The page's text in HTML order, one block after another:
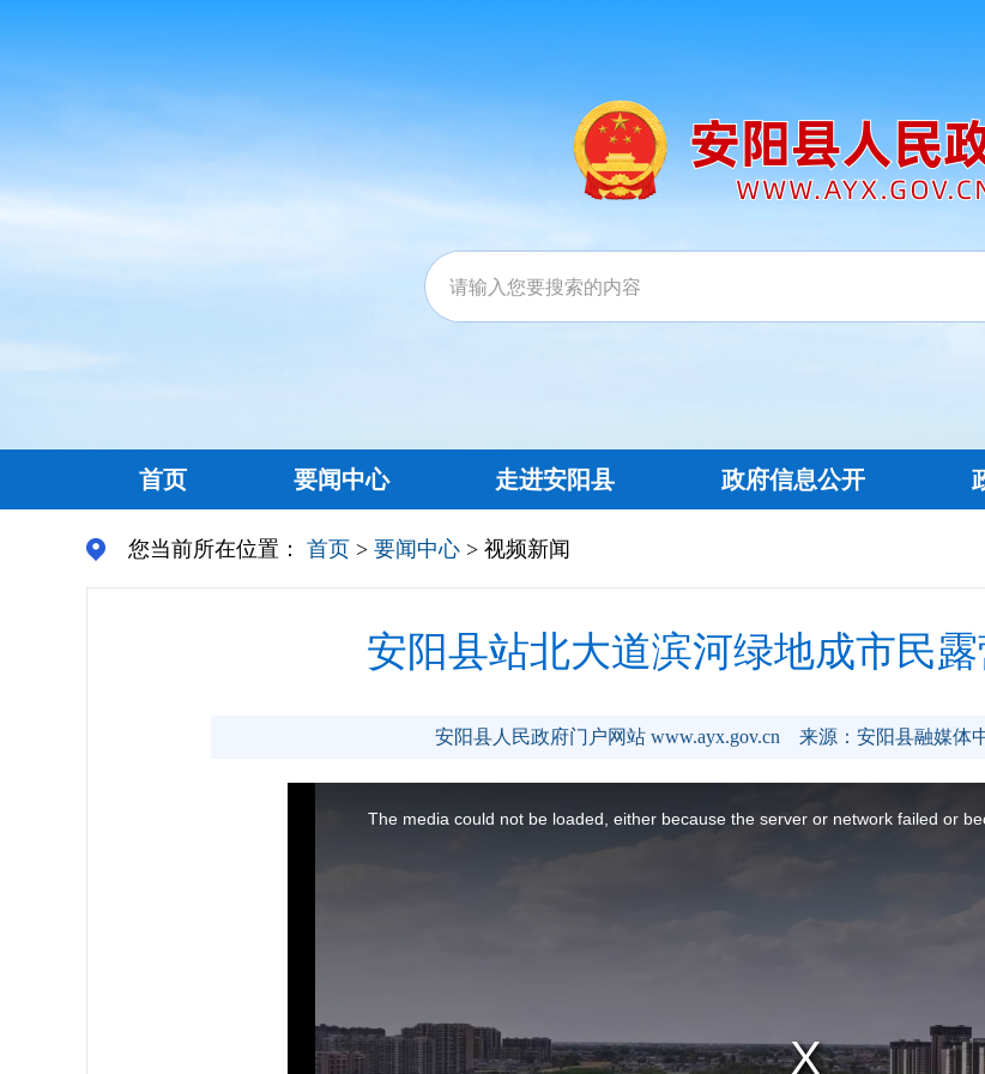
首页 要闻中心 走进安阳县 政府信息公开
您当前所在位置： 首页 > 要闻中心 > 视频新闻
安阳县站北大道滨河绿地成市民
安阳县人民政府门户网站 www.ayx.gov.cn 来源：安阳县融媒体